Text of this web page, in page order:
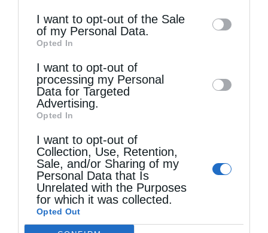
information may also be disclosed by us to
third parties on theIAB’s List of
Downstream Participants
disclose it to other third parties.
I want to opt-out of the Sale
of my Personal Data.
Opted In
I want to opt-out of
processing my Personal
Data for Targeted
Advertising.
Opted In
I want to opt-out of
Collection, Use, Retention,
Sale, and/or Sharing of my
Personal Data that Is
Unrelated with the Purposes
for which it was collected.
Opted Out
Επικαιρότητα
Πρώην Καλαβρύτων : Η μάσκα σκοτώνει, σώστε
τα παιδιά μας!
christina 4 Σεπτεμβρίου 2020
Παρά τις θέσεις τις επίσημης Εκκλησίας ,
της κυβέρνησης αλλά και της επιστημονικής